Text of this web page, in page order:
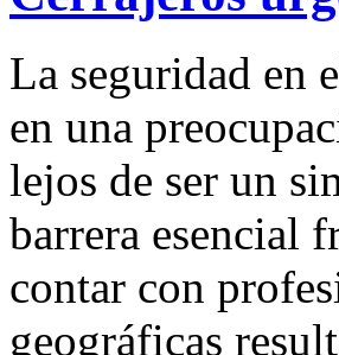
La seguridad en
en una
lejos de ser un
barrera esencial
contar con
geográficas